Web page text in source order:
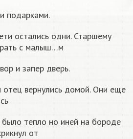
подарками.
остались одни. Старшему
с малыш…м
и запер дверь.
отец вернулись домой. Они еще
было тепло но иней на бороде
от